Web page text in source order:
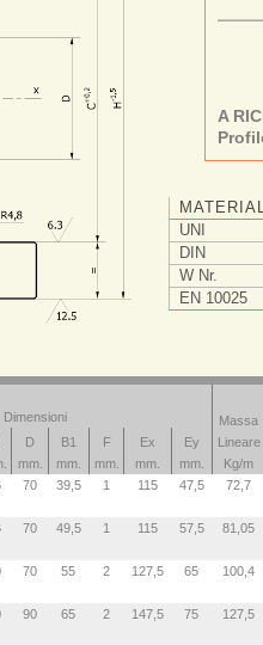
A
UNI
DIN
W Nr.
EN 10025
Dimensioni
Massa
Lineare
Kg/m
D
mm.
B1
mm.
F
mm.
Ex
mm.
Ey
mm.
70 39,5 1 115 47,5 72,7
70 49,5 1 115 57,5 81,05
70 55 2 127,5 65 100,4
90 65 2 147,5 75 127,5